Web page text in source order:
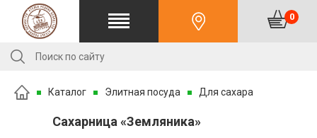
0
Каталог Элитная посуда Для сахара
Сахарница «Земляника»